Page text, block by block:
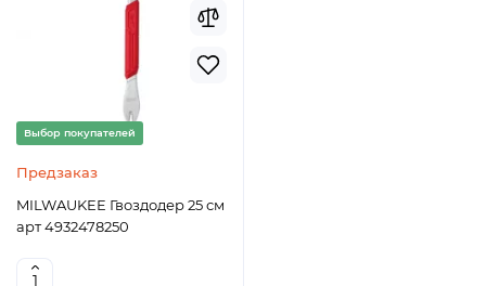
Выбор покупателей
Предзаказ
MILWAUKEE Гвоздодер 25 см
арт 4932478250